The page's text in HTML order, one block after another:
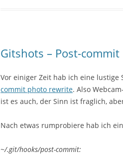
Gitshots – Post-
Vor einiger Zeit hab ich eine lustige
commit photo rewrite. Also
ist es auch, der Sinn ist fraglich,
Nach etwas rumprobiere hab ich
~/.git/hooks/post-commit: